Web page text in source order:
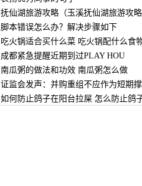
抚仙湖旅游攻略（玉溪抚仙湖旅游攻略
脚本错误怎么办？解决步骤如下
吃火锅适合买什么菜 吃火锅配什么食
成都紧急提醒近期到过PLAY HOU
南瓜粥的做法和功效 南瓜粥怎么做
证监会发声：并购重组不应作为短期
如何防止鸽子在阳台拉屎 怎么防止鸽